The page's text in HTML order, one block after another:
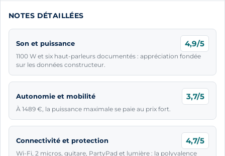
NOTES DÉTAILLÉES
Son et puissance 4,9/5
1100 W et six haut-parleurs documentés : appréciation fondée
sur les données constructeur.
Autonomie et mobilité 3,7/5
À 1489 €, la puissance maximale se paie au prix fort.
Connectivité et protection 4,7/5
Wi-Fi, 2 micros, guitare, PartyPad et lumière : la polyvalence